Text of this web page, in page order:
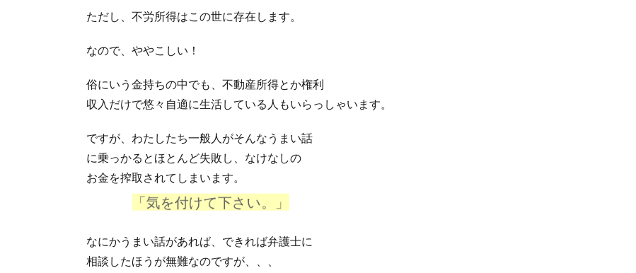
ただし、不労所得はこの世に存在します。
なので、ややこしい！
俗にいう金持ちの中でも、不動産所得とか権利
収入だけで悠々自適に生活している人もいらっしゃいます。
ですが、わたしたち一般人がそんなうまい話
に乗っかるとほとんど失敗し、なけなしの
お金を搾取されてしまいます。
「気を付けて下さい。」
なにかうまい話があれば、できれば弁護士に
相談したほうが無難なのですが、、、